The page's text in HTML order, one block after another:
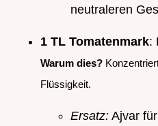
neutraleren
1 TL Tomatenmark:
Warum dies?
Flüssigkeit.
Ersatz: Ajvar